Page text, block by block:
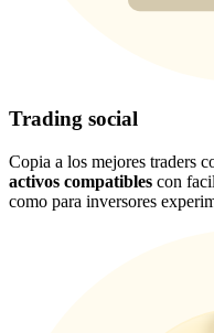
Trading social
Copia a los mejores traders
activos compatibles con
como para inversores